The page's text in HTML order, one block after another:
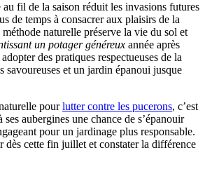
au fil de la saison réduit les invasions futures
de temps à consacrer aux plaisirs de la
naturelle préserve la vie du sol et
un potager généreux année après
des pratiques respectueuses de la
savoureuses et un jardin épanoui jusque
pourlutter contre les pucerons, c’est
aubergines une chance de s’épanouir
pour un jardinage plus responsable.
dès cette fin juillet et constater la différence